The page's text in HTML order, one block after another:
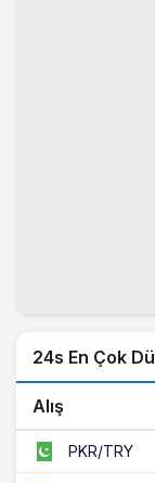
24s En Çok
Alış
PKR/TRY